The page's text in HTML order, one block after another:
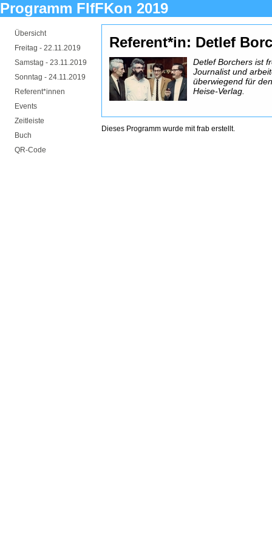
Programm FIfFKon 2019
Übersicht
Freitag - 22.11.2019
Samstag - 23.11.2019
Sonntag - 24.11.2019
Referent*innen
Events
Zeitleiste
Buch
QR-Code
Referent*in: Detlef
Detlef Borchers ist
Journalist und
überwiegend für
Heise-Verlag.
Dieses Programm wurde mitfrab erstellt.